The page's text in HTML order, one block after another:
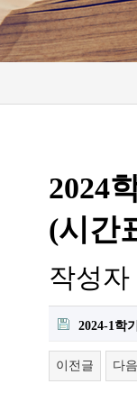
2024
(시간
작성자
2024-1학
이전글 다